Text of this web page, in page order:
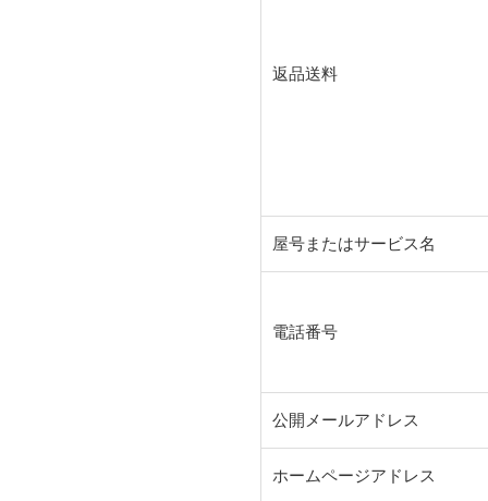
返品送料
屋号またはサービス名
電話番号
公開メールアドレス
ホームページアドレス